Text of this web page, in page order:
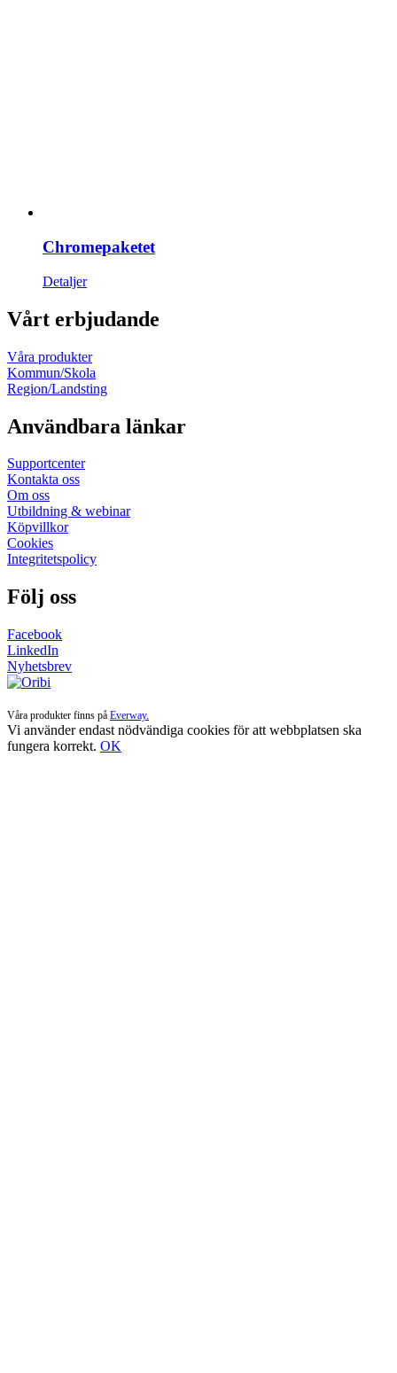
Chromepaketet
Detaljer
Vårt erbjudande
Våra produkter
Kommun/Skola
Region/Landsting
Användbara länkar
Supportcenter
Kontakta oss
Om oss
Utbildning & webinar
Köpvillkor
Cookies
Integritetspolicy
Följ oss
Facebook
LinkedIn
Nyhetsbrev
Våra produkter finns på Everway.
Vi använder endast nödvändiga cookies för att webbplatsen ska
fungera korrekt. OK